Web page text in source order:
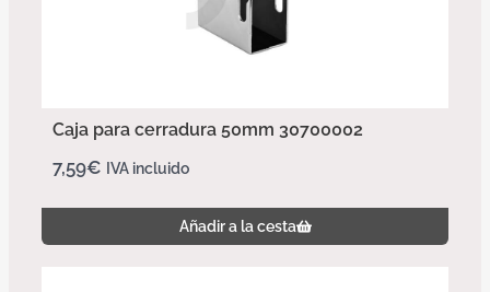
Caja para cerradura 50mm 30700002
7,59€ IVA incluido
Añadir a la cesta